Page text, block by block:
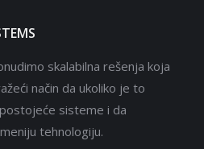
skalabilna rešenja koja
način da ukoliko je to
sisteme i da
tehnologiju.